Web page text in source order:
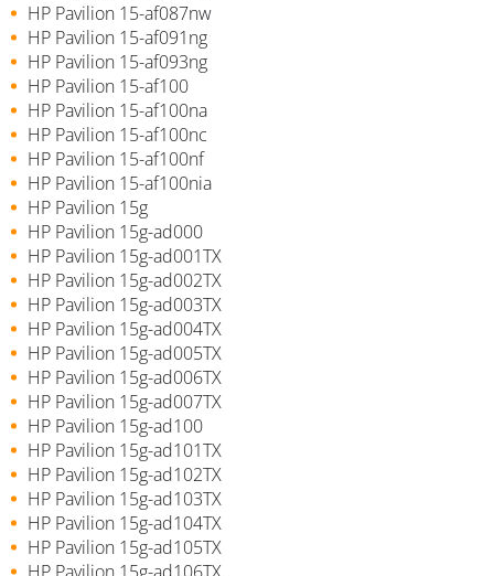
HP Pavilion 15-af087nw
HP Pavilion 15-af091ng
HP Pavilion 15-af093ng
HP Pavilion 15-af100
HP Pavilion 15-af100na
HP Pavilion 15-af100nc
HP Pavilion 15-af100nf
HP Pavilion 15-af100nia
HP Pavilion 15g
HP Pavilion 15g-ad000
HP Pavilion 15g-ad001TX
HP Pavilion 15g-ad002TX
HP Pavilion 15g-ad003TX
HP Pavilion 15g-ad004TX
HP Pavilion 15g-ad005TX
HP Pavilion 15g-ad006TX
HP Pavilion 15g-ad007TX
HP Pavilion 15g-ad100
HP Pavilion 15g-ad101TX
HP Pavilion 15g-ad102TX
HP Pavilion 15g-ad103TX
HP Pavilion 15g-ad104TX
HP Pavilion 15g-ad105TX